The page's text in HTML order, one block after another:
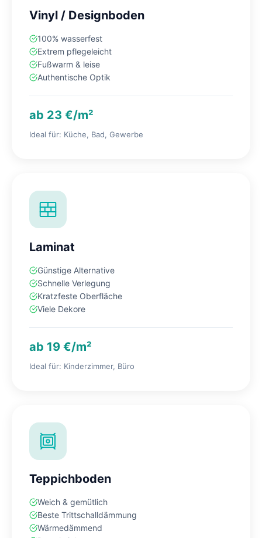
Vinyl / Designboden
100% wasserfest
Extrem pflegeleicht
Fußwarm & leise
Authentische Optik
ab 23 €/m²
Ideal für: Küche, Bad, Gewerbe
Laminat
Günstige Alternative
Schnelle Verlegung
Kratzfeste Oberfläche
Viele Dekore
ab 19 €/m²
Ideal für: Kinderzimmer, Büro
Teppichboden
Weich & gemütlich
Beste Trittschalldämmung
Wärmedämmend